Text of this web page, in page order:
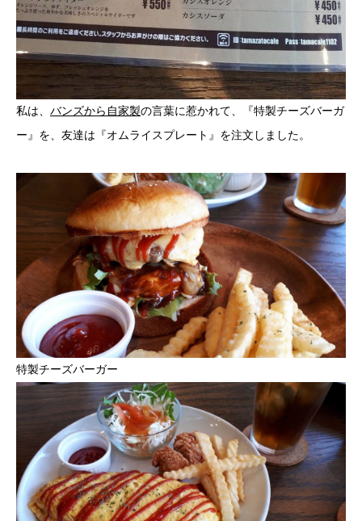
私は、 バンズから自家製の言葉に惹かれて、『特製チーズバーガ
ー』を、友達は『オムライスプレート』を注文しました。
特製チーズバーガー